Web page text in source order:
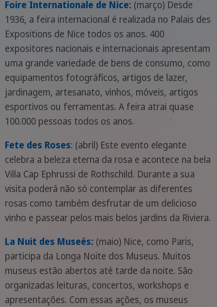
Foire Internationale de Nice: (março) Desde
1936, a feira internacional é realizada no Palais des
Expositions de Nice todos os anos. 400
expositores nacionais e internacionais apresentam
uma grande variedade de bens de consumo, como
equipamentos fotográficos, artigos de lazer,
jardinagem, artesanato, vinhos, móveis, artigos
esportivos ou ferramentas. A feira atrai quase
100.000 pessoas todos os anos.
Fete des Roses: (abril) Este evento elegante
celebra a beleza eterna da rosa e acontece na bela
Villa Cap Ephrussi de Rothschild. Durante a sua
visita poderá não só contemplar as diferentes
rosas como também desfrutar de um delicioso
vinho e passear pelos mais belos jardins da Riviera.
La Nuit des Museés: (maio) Nice, como Paris,
participa da Longa Noite dos Museus. Muitos
museus estão abertos até tarde da noite. São
organizadas leituras, concertos, workshops e
apresentações. Com essas ações, os museus